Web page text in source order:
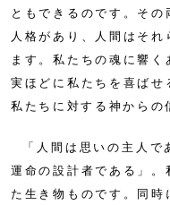
ともできるのです。そ
人格があり、人間はそ
ます。私たちの魂に響
実ほどに私たちを喜ばせ
私たちに対する神からの
「人間は思いの主人
運命の設計者である」。
た生き物ものです。同時